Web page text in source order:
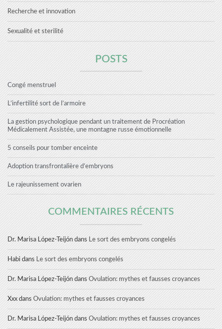
Recherche et innovation
Sexualité et sterilité
POSTS
Congé menstruel
L’infertilité sort de l’armoire
La gestion psychologique pendant un traitement de Procréation
Médicalement Assistée, une montagne russe émotionnelle
5 conseils pour tomber enceinte
Adoption transfrontalière d’embryons
Le rajeunissement ovarien
COMMENTAIRES RÉCENTS
Dr. Marisa López-Teijón dans Le sort des embryons congelés
Habidans Le sort des embryons congelés
Dr. Marisa López-Teijón dans Ovulation: mythes et fausses croyances
XxxdansOvulation: mythes et fausses croyances
Dr. Marisa López-Teijón dans Ovulation: mythes et fausses croyances